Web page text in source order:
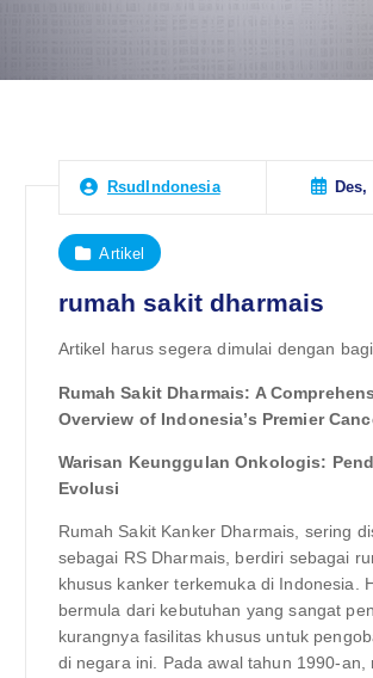
RsudIndonesia
Artikel
rumah sakit dharmais
Artikel harus segera dimulai dengan
Rumah Sakit Dharmais: A
Overview of Indonesia’s Premier
Warisan Keunggulan Onkologis:
Evolusi
Rumah Sakit Kanker Dharmais, sering
sebagai RS Dharmais, berdiri sebagai
khusus kanker terkemuka di Indonesia.
bermula dari kebutuhan yang sangat
kurangnya fasilitas khusus untuk
di negara ini. Pada awal tahun 1990-an,